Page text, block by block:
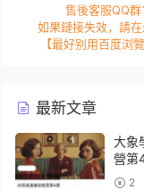
售後客服QQ
如果鏈接失效，請
【最好别用百度浏
最新文章
大象
營第
有資
2